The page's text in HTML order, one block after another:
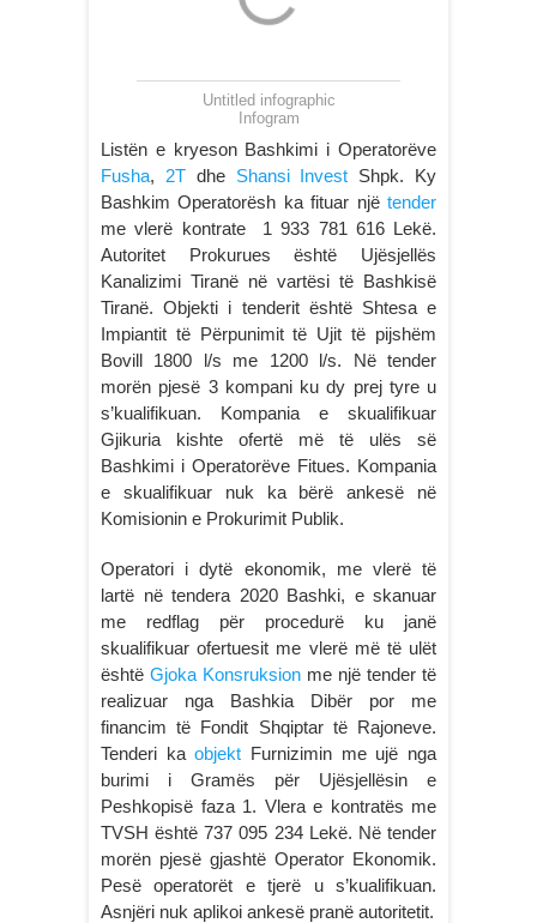
Untitled infographic
Infogram
Listën e kryeson Bashkimi i Operatorëve
Fusha, 2Tdhe Shansi Invest Shpk. Ky
Bashkim Operatorësh ka fituar njëtender
me vlerë kontrate 1 933 781 616 Lekë.
Autoritet Prokurues është Ujësjellës
Kanalizimi Tiranë në vartësi të Bashkisë
Tiranë. Objekti i tenderit është Shtesa e
Impiantit të Përpunimit të Ujit të pijshëm
Bovill 1800 l/s me 1200 l/s. Në tender
morën pjesë 3 kompani ku dy prej tyre u
s’kualifikuan. Kompania e skualifikuar
Gjikuria kishte ofertë më të ulës së
Bashkimi i Operatorëve Fitues. Kompania
e skualifikuar nuk ka bërë ankesë në
Komisionin e Prokurimit Publik.
Operatori i dytë ekonomik, me vlerë të
lartë në tendera 2020 Bashki, e skanuar
me redflag për procedurë ku janë
skualifikuar ofertuesit me vlerë më të ulët
është Gjoka Konsruksion me një tender të
realizuar nga Bashkia Dibër por me
financim të Fondit Shqiptar të Rajoneve.
Tenderi kaobjekt Furnizimin me ujë nga
burimi i Gramës për Ujësjellësin e
Peshkopisë faza 1. Vlera e kontratës me
TVSH është 737 095 234 Lekë. Në tender
morën pjesë gjashtë Operator Ekonomik.
Pesë operatorët e tjerë u s’kualifikuan.
Asnjëri nuk aplikoi ankesë pranë autoritetit.